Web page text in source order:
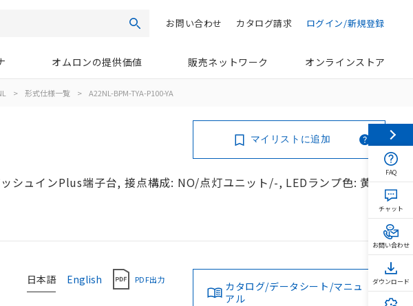
検索 ログイン/新規登録
カタログ請求
お問い合わせ
オムロンの提供価値 販売ネットワーク オンラインストア
> 形式仕様一覧 > A22NL-BPM-TYA-P100-YA
シュインPlus端子台, 接点構成: NO/点灯ユニット/-, LEDランプ色: 黄,
マイリストに追加
日本語 English PDF出力
カタログ/データシート/マニュ
アル
FAQ
チャット
お問い合わせ
ダウンロード